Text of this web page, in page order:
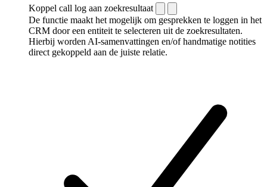
Koppel call log aan zoekresultaat
De functie maakt het mogelijk om gesprekken te loggen in het
CRM door een entiteit te selecteren uit de zoekresultaten.
Hierbij worden AI-samenvattingen en/of handmatige notities
direct gekoppeld aan de juiste relatie.